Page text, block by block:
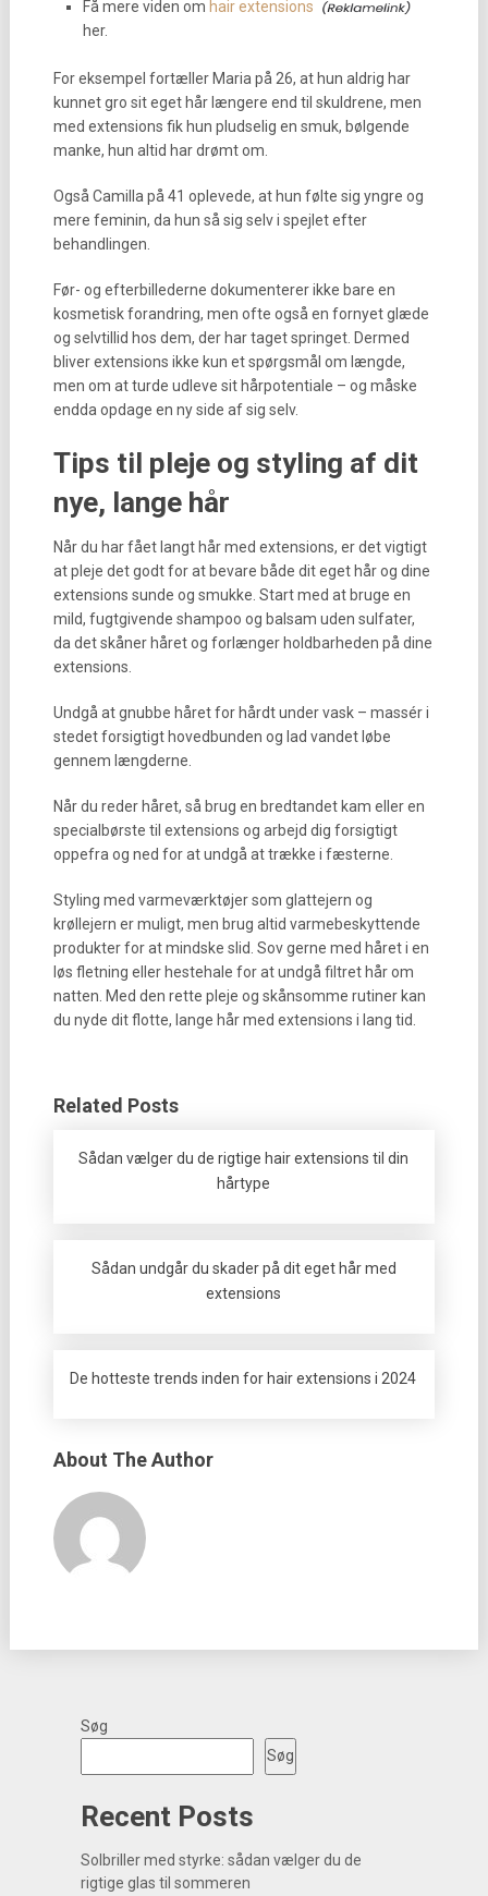
Få mere viden om hair extensions
her.
For eksempel fortæller Maria på 26, at hun aldrig har
kunnet gro sit eget hår længere end til skuldrene, men
med extensions fik hun pludselig en smuk, bølgende
manke, hun altid har drømt om.
Også Camilla på 41 oplevede, at hun følte sig yngre og
mere feminin, da hun så sig selv i spejlet efter
behandlingen.
Før- og efterbillederne dokumenterer ikke bare en
kosmetisk forandring, men ofte også en fornyet glæde
og selvtillid hos dem, der har taget springet. Dermed
bliver extensions ikke kun et spørgsmål om længde,
men om at turde udleve sit hårpotentiale – og måske
endda opdage en ny side af sig selv.
Tips til pleje og styling af dit
nye, lange hår
Når du har fået langt hår med extensions, er det vigtigt
at pleje det godt for at bevare både dit eget hår og dine
extensions sunde og smukke. Start med at bruge en
mild, fugtgivende shampoo og balsam uden sulfater,
da det skåner håret og forlænger holdbarheden på dine
extensions.
Undgå at gnubbe håret for hårdt under vask – massér i
stedet forsigtigt hovedbunden og lad vandet løbe
gennem længderne.
Når du reder håret, så brug en bredtandet kam eller en
specialbørste til extensions og arbejd dig forsigtigt
oppefra og ned for at undgå at trække i fæsterne.
Styling med varmeværktøjer som glattejern og
krøllejern er muligt, men brug altid varmebeskyttende
produkter for at mindske slid. Sov gerne med håret i en
løs fletning eller hestehale for at undgå filtret hår om
natten. Med den rette pleje og skånsomme rutiner kan
du nyde dit flotte, lange hår med extensions i lang tid.
Related Posts
Sådan vælger du de rigtige hair extensions til din
hårtype
Sådan undgår du skader på dit eget hår med
extensions
De hotteste trends inden for hair extensions i 2024
About The Author
Søg
Søg
Recent Posts
Solbriller med styrke: sådan vælger du de
rigtige glas til sommeren